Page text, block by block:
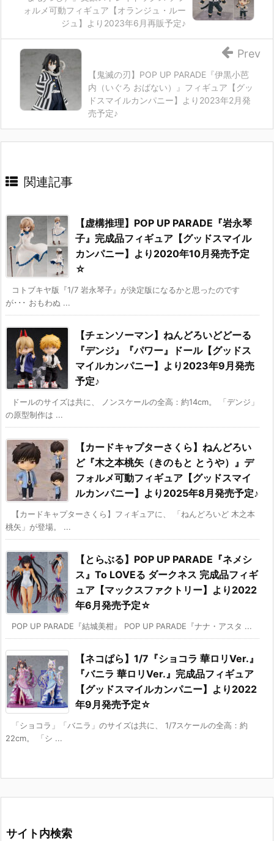
ォルメ可動フィギュア【オランジュ・ルー
ジュ】より2023年6月再販予定♪
【鬼滅の刃】POP UP PARADE『伊黒小芭
内（いぐろ おばない）』フィギュア【グッ
ドスマイルカンパニー】より2023年2月発
売予定♪
Prev
関連記事
【虚構推理】POP UP PARADE『岩永琴
子』完成品フィギュア【グッドスマイル
カンパニー】より2020年10月発売予定
☆
コトブキヤ版『1/7 岩永琴子』が決定版になるかと思ったのです
が･･･ おもわぬ ...
【チェンソーマン】ねんどろいどどーる
『デンジ』『パワー』ドール【グッドス
マイルカンパニー】より2023年9月発売
予定♪
ドールのサイズは共に、 ノンスケールの全高：約14cm。 「デンジ」
の原型制作は ...
【カードキャプターさくら】ねんどろい
ど『木之本桃矢（きのもと とうや）』デ
フォルメ可動フィギュア【グッドスマイ
ルカンパニー】より2025年8月発売予定♪
【カードキャプターさくら】フィギュアに、 「ねんどろいど 木之本
桃矢」が登場。 ...
【とらぶる】POP UP PARADE『ネメシ
ス』To LOVEる ダークネス 完成品フィギ
ュア【マックスファクトリー】より2022
年6月発売予定☆
POP UP PARADE『結城美柑』 POP UP PARADE『ナナ・アスタ ...
【ネコぱら】1/7『ショコラ 華ロリVer.』
『バニラ 華ロリVer.』完成品フィギュア
【グッドスマイルカンパニー】より2022
年9月発売予定☆
「ショコラ」「バニラ」のサイズは共に、 1/7スケールの全高：約
22cm。 「シ ...
サイト内検索